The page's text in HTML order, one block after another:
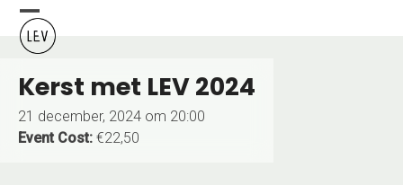
Skip
content
Open
mobile
menu
Close
mobile
menu
Kerst met LEV 2024
21 december, 2024 om 20:00
Event Cost: €22,50